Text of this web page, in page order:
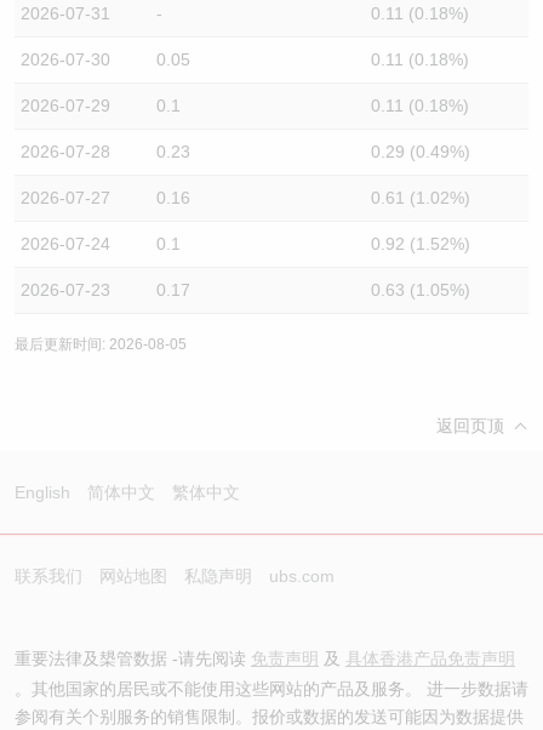
2026-07-31 - 0.11 (0.18%)
2026-07-30 0.05 0.11 (0.18%)
2026-07-29 0.1 0.11 (0.18%)
2026-07-28 0.23 0.29 (0.49%)
2026-07-27 0.16 0.61 (1.02%)
2026-07-24 0.1 0.92 (1.52%)
2026-07-23 0.17 0.63 (1.05%)
最后更新时间: 2026-08-05
返回页顶
English 简体中文 繁体中文
联系我们 网站地图 私隐声明 ubs.com
重要法律及槼管数据 -请先阅读 免责声明 及 具体香港产品免责声明
。其他国家的居民或不能使用这些网站的产品及服务。 进一步数据请
参阅有关个别服务的销售限制。报价或数据的发送可能因为数据提供